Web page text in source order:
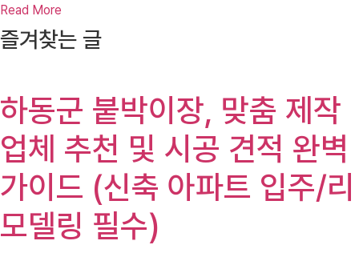
Read More
즐겨찾는 글
하동군 붙박이장, 맞춤 제작
업체 추천 및 시공 견적 완벽
가이드 (신축 아파트 입주/리
모델링 필수)